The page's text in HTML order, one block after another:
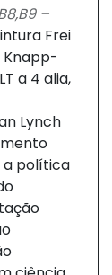
–
Frei
Knapp-
a 4 alia,
Lynch
a política